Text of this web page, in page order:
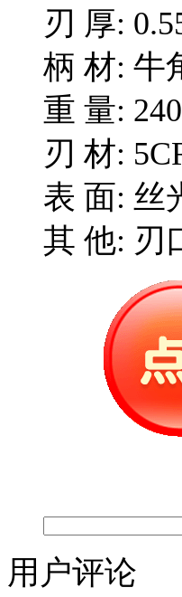
刃 厚:
柄 材: 牛
重 量:
刃 材:
表 面: 丝
其 他: 刃
用户评论